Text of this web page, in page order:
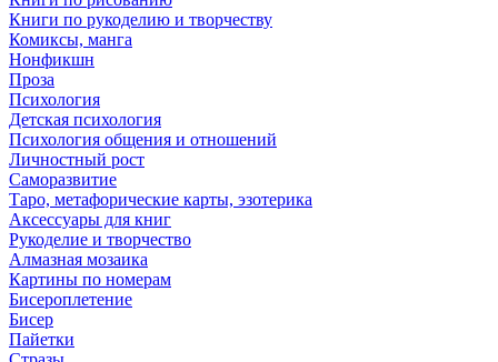
Книги по рукоделию и творчеству
Комиксы, манга
Нонфикшн
Проза
Психология
Детская психология
Психология общения и отношений
Личностный рост
Саморазвитие
Таро, метафорические карты, эзотерика
Аксессуары для книг
Рукоделие и творчество
Алмазная мозаика
Картины по номерам
Бисероплетение
Бисер
Пайетки